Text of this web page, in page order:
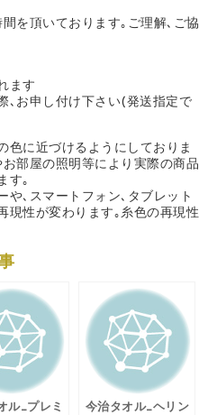
を頂いております｡ご理解､ご協
ます
､お申し付け下さい(発送指定で
に近づけるようにしておりま
部屋の照明等により実際の商品
す｡
､スマートフォン､タブレット
現性が変わります｡糸色の再現性
ル_プレミ
今治タオル_ヘリン